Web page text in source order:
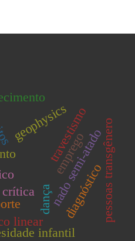
dançanado semi-atado
crítica diagnóstico
geophysics pessoas transgênero
travestismo
linear
infantil
emprego